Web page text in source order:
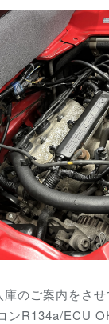
のご案内をさ
ンR134a/ECU